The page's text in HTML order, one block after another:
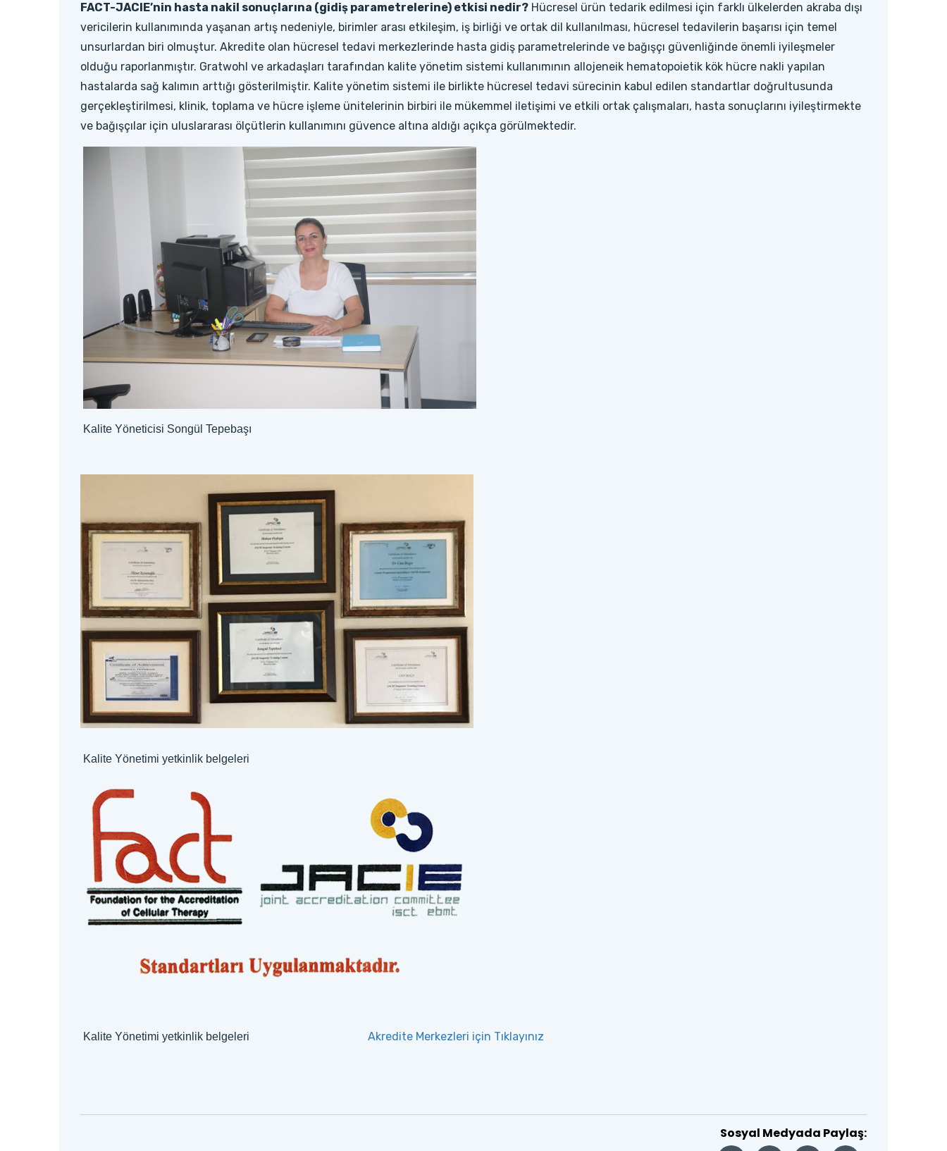
FACT-JACIE’nin hasta nakil sonuçlarına (gidiş parametrelerine) etkisi nedir? Hücresel ürün tedarik edilmesi için farklı ülkelerden akraba dışı
vericilerin kullanımında yaşanan artış nedeniyle, birimler arası etkileşim, iş birliği ve ortak dil kullanılması, hücresel tedavilerin başarısı için temel
unsurlardan biri olmuştur. Akredite olan hücresel tedavi merkezlerinde hasta gidiş parametrelerinde ve bağışçı güvenliğinde önemli iyileşmeler
olduğu raporlanmıştır. Gratwohl ve arkadaşları tarafından kalite yönetim sistemi kullanımının allojeneik hematopoietik kök hücre nakli yapılan
hastalarda sağ kalımın arttığı gösterilmiştir. Kalite yönetim sistemi ile birlikte hücresel tedavi sürecinin kabul edilen standartlar doğrultusunda
gerçekleştirilmesi, klinik, toplama ve hücre işleme ünitelerinin birbiri ile mükemmel iletişimi ve etkili ortak çalışmaları, hasta sonuçlarını iyileştirmekte
ve bağışçılar için uluslararası ölçütlerin kullanımını güvence altına aldığı açıkça görülmektedir.
Kalite Yöneticisi Songül Tepebaşı
Kalite Yönetimi yetkinlik belgeleri
Kalite Yönetimi yetkinlik belgeleri Akredite Merkezleri için Tıklayınız
Sosyal Medyada Paylaş: